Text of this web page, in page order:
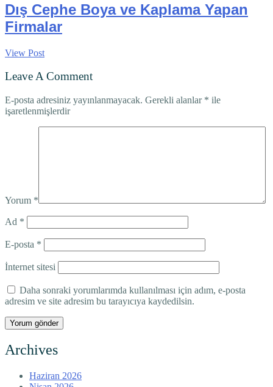
Dış Cephe Boya ve Kaplama Yapan
Firmalar
View Post
Leave A Comment
E-posta adresiniz yayınlanmayacak. Gerekli alanlar * ile
işaretlenmişlerdir
Yorum *
Ad *
E-posta *
İnternet sitesi
Daha sonraki yorumlarımda kullanılması için adım, e-posta
adresim ve site adresim bu tarayıcıya kaydedilsin.
Archives
Haziran 2026